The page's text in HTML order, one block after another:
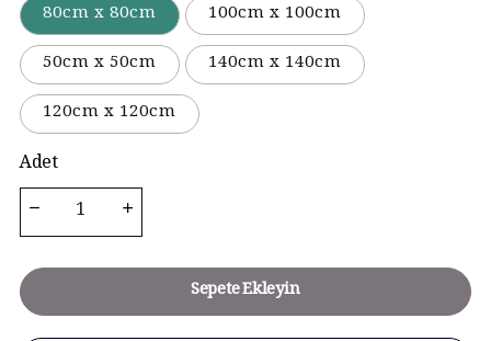
80cm x 80cm
100cm x 100cm
50cm x 50cm
140cm x 140cm
120cm x 120cm
Adet
Sepete Ekleyin